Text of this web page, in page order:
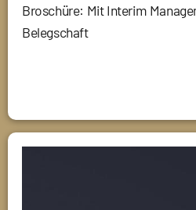
Broschüre: Mit Interim
Belegschaft